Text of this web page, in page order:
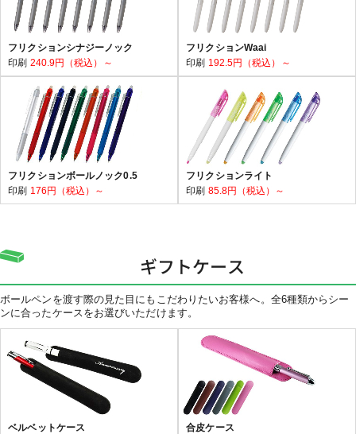
フリクションシナジーノック
印刷 240.9円（税込）～
フリクションWaai
印刷 192.5円（税込）～
フリクションボールノック0.5
印刷 176円（税込）～
フリクションライト
印刷 85.8円（税込）～
ギフトケース
ボールペンを渡す際の見た目にもこだわりたいお客様へ。全6種類からシー
ンに合ったケースをお選びいただけます。
ベルベットケース
合皮ケース